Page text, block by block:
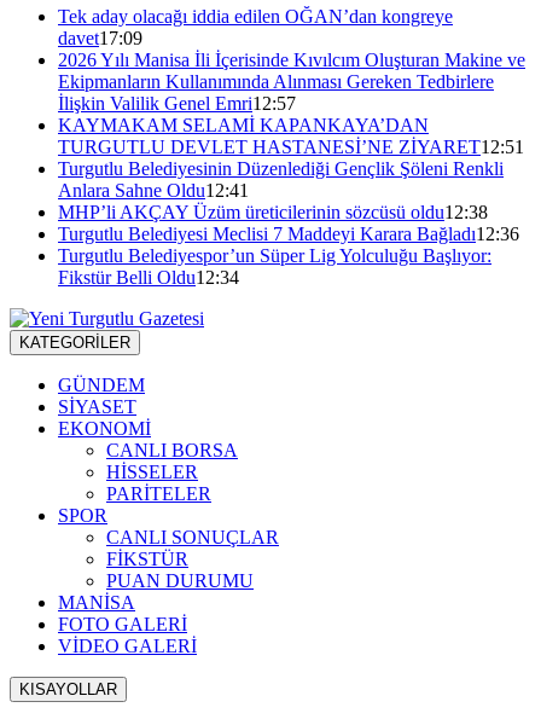
Tek aday olacağı iddia edilen OĞAN’dan kongreye
davet17:09
2026 Yılı Manisa İli İçerisinde Kıvılcım Oluşturan Makine ve
Ekipmanların Kullanımında Alınması Gereken Tedbirlere
İlişkin Valilik Genel Emri12:57
KAYMAKAM SELAMİ KAPANKAYA’DAN
TURGUTLU DEVLET HASTANESİ’NE ZİYARET12:51
Turgutlu Belediyesinin Düzenlediği Gençlik Şöleni Renkli
Anlara Sahne Oldu12:41
MHP’li AKÇAY Üzüm üreticilerinin sözcüsü oldu12:38
Turgutlu Belediyesi Meclisi 7 Maddeyi Karara Bağladı12:36
Turgutlu Belediyespor’un Süper Lig Yolculuğu Başlıyor:
Fikstür Belli Oldu12:34
KATEGORİLER
GÜNDEM
SİYASET
EKONOMİ
CANLI BORSA
HİSSELER
PARİTELER
SPOR
CANLI SONUÇLAR
FİKSTÜR
PUAN DURUMU
MANİSA
FOTO GALERİ
VİDEO GALERİ
KISAYOLLAR